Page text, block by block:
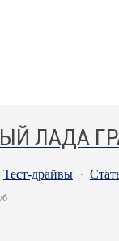
ЛАДА
Тест-драйвы ·